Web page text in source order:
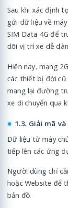
Sau khi xác định
gửi dữ liệu về
SIM Data 4G để
dõi vị trí xe dễ
Hiện nay, mạng
các thiết bị đời cũ
mang lại đường
xe di chuyển qua
1.3. Giải mã
Dữ liệu từ máy
tiếp lên các ứng
Người dùng chỉ
hoặc Website để
bản đồ.